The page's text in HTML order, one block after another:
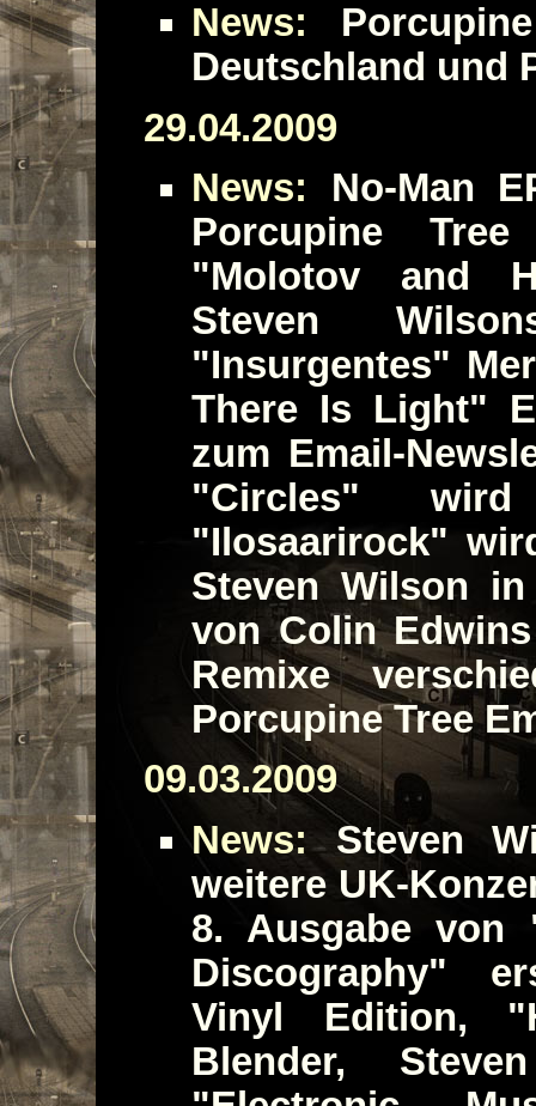
News:
Deutschland und
29.04.2009
News: No-Man
Porcupine
"Molotov and
Steven
"Insurgentes"
There Is Light"
zum Email-
"Circles"
"Ilosaarirock"
Steven Wilson in
von Colin
Remixe
Porcupine Tree
09.03.2009
News: Steven
weitere UK-
8. Ausgabe von
Discography"
Vinyl Edition,
Blender,